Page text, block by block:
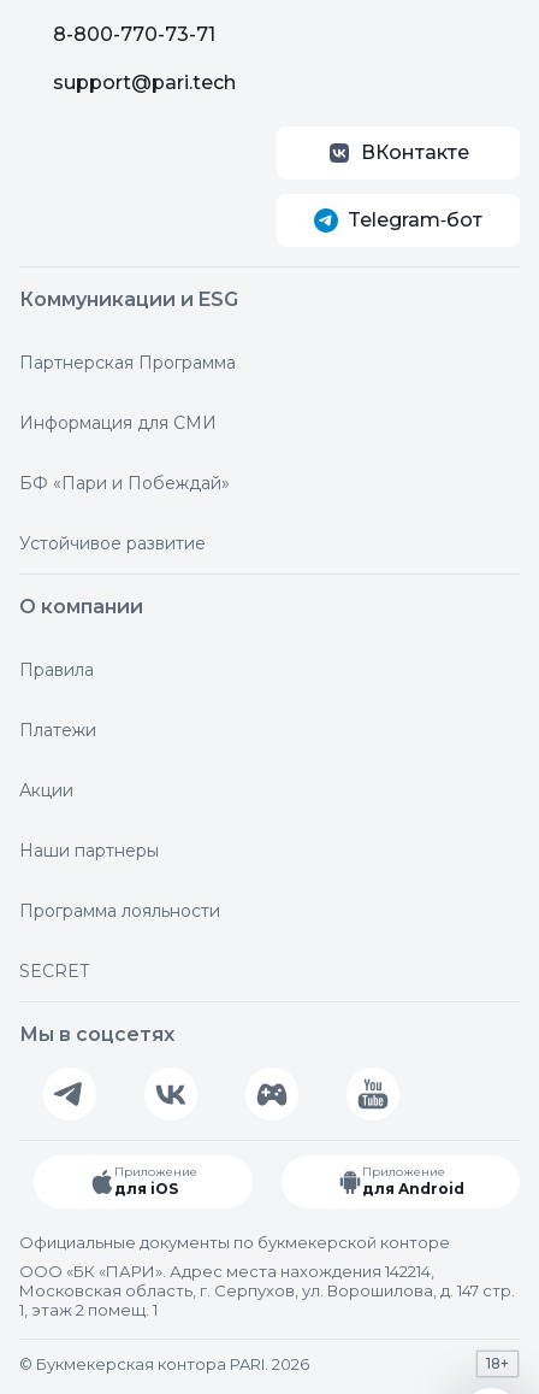
8-800-770-73-71
support@pari.tech
ВКонтакте
Telegram‑бот
Коммуникации и ESG
Партнерская Программа
Информация для СМИ
БФ «Пари и Побеждай»
Устойчивое развитие
О компании
Правила
Платежи
Акции
Наши партнеры
Программа лояльности
SECRET
Мы в соцсетях
Приложение
для iOS
Приложение
для Android
Официальные документы по букмекерской конторе
ООО «БК «ПАРИ». Адрес места нахождения 142214,
Московская область, г. Серпухов, ул. Ворошилова, д. 147 стр.
1, этаж 2 помещ. 1
© Букмекерская контора PARI. 2026 18+